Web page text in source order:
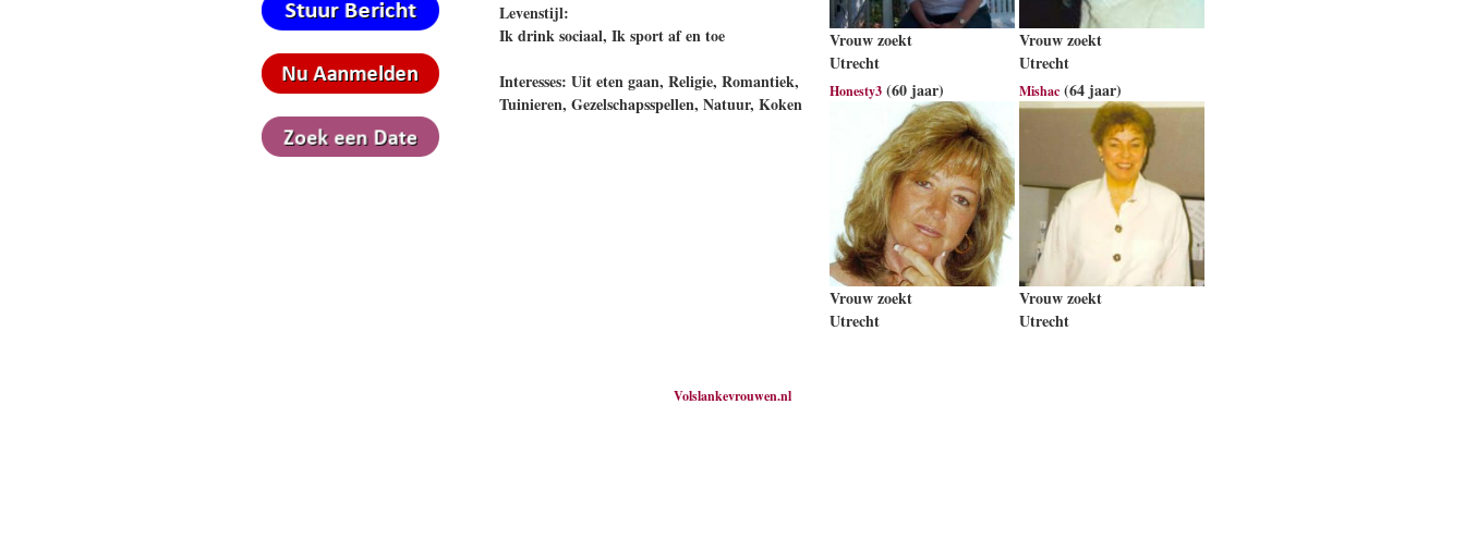
Levenstijl:
Ik drink sociaal, Ik sport af en toe
Interesses: Uit eten gaan, Religie, Romantiek,
Tuinieren, Gezelschapsspellen, Natuur, Koken
Vrouw zoekt
Utrecht
Vrouw zoekt
Utrecht
Honesty3(60 jaar)
Vrouw zoekt
Utrecht
Mishac(64 jaar)
Vrouw zoekt
Utrecht
Volslankevrouwen.nl